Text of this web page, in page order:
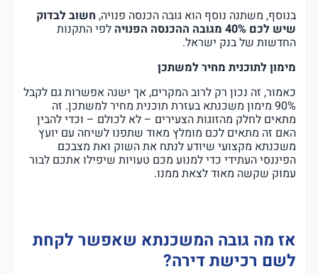
בנוסף, משתנה נוסף הוא גובה הכנסה פנויה, חשוב לבדוק
שיש לכם 40% מגובה ההכנסה הפנויה לפי התקנות
החדשות של בנק ישראל.
מימון לתוכנית מחיר למשתכן
כאמור, זה נכון רק לרוב המקרים, אך ישנה אפשרות גם לקבל
90% מימון משכנתא בעזרת תוכנית מחיר למשתכן. זה
מתאים לחלק מהזוגות הצעירים – לא לכולם – וכדי להבין
האם זה מתאים לכם מומלץ מאוד שתפנו לשיחה עם יועץ
משכנתא מקצועי שיודע לנתח את השוק ואת מצבכם
הפיננסי העתידי כדי למנוע מכם טעויות שיפילו אתכם לבור
עמוק שקשה מאוד לצאת ממנו.
אז מה גובה המשכנתא שאפשר לקחת
לשם רכישת דירה?